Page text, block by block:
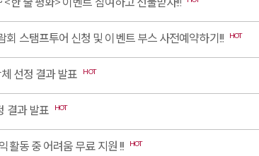
스탬프투어 신청 및 이벤트 부스 사전예약하기!!! HOT
선정 결과 발표 HOT
결과 발표 HOT
동 중 어려움 무료 지원 !!! HOT